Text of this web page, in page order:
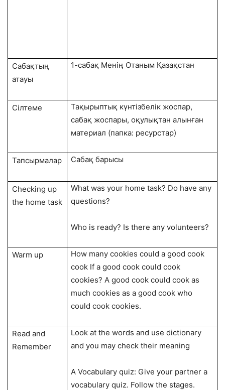
Сабақтың
атауы
1-сабақ Менің Отаным Қазақстан
Сілтеме
Тақырыптық күнтізбелік жоспар,
сабақ жоспары, оқулықтан алынған
материал (папка: ресурстар)
Тапсырмалар Сабақ барысы
Checking up
the home task
What was your home task? Do have any
questions?
Who is ready? Is there any volunteers?
Warm up
How many cookies could a good cook
cook If a good cook could cook
cookies? A good cook could cook as
much cookies as a good cook who
could cook cookies.
Read and
Remember
Look at the words and use dictionary
and you may check their meaning
A Vocabulary quiz: Give your partner a
vocabulary quiz. Follow the stages.